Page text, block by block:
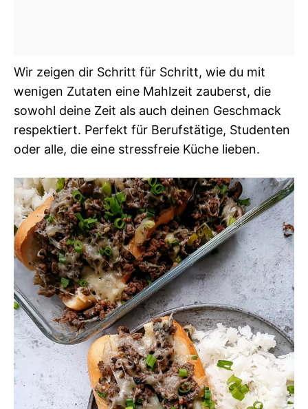
Wir zeigen dir Schritt für Schritt, wie du mit
wenigen Zutaten eine Mahlzeit zauberst, die
sowohl deine Zeit als auch deinen Geschmack
respektiert. Perfekt für Berufstätige, Studenten
oder alle, die eine stressfreie Küche lieben.